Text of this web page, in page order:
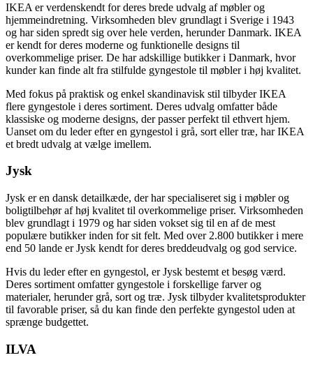
IKEA er verdenskendt for deres brede udvalg af møbler og
hjemmeindretning. Virksomheden blev grundlagt i Sverige i 1943
og har siden spredt sig over hele verden, herunder Danmark. IKEA
er kendt for deres moderne og funktionelle designs til
overkommelige priser. De har adskillige butikker i Danmark, hvor
kunder kan finde alt fra stilfulde gyngestole til møbler i høj kvalitet.
Med fokus på praktisk og enkel skandinavisk stil tilbyder IKEA
flere gyngestole i deres sortiment. Deres udvalg omfatter både
klassiske og moderne designs, der passer perfekt til ethvert hjem.
Uanset om du leder efter en gyngestol i grå, sort eller træ, har IKEA
et bredt udvalg at vælge imellem.
Jysk
Jysk er en dansk detailkæde, der har specialiseret sig i møbler og
boligtilbehør af høj kvalitet til overkommelige priser. Virksomheden
blev grundlagt i 1979 og har siden vokset sig til en af de mest
populære butikker inden for sit felt. Med over 2.800 butikker i mere
end 50 lande er Jysk kendt for deres breddeudvalg og god service.
Hvis du leder efter en gyngestol, er Jysk bestemt et besøg værd.
Deres sortiment omfatter gyngestole i forskellige farver og
materialer, herunder grå, sort og træ. Jysk tilbyder kvalitetsprodukter
til favorable priser, så du kan finde den perfekte gyngestol uden at
sprænge budgettet.
ILVA